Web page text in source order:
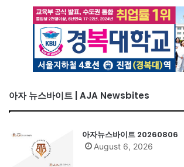
아자 뉴스바이트 | AJA Newsbites
아자뉴스바이트 20260806
August 6, 2026